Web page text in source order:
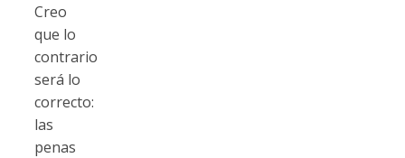
Creo
que lo
contrario
será lo
correcto:
las
penas